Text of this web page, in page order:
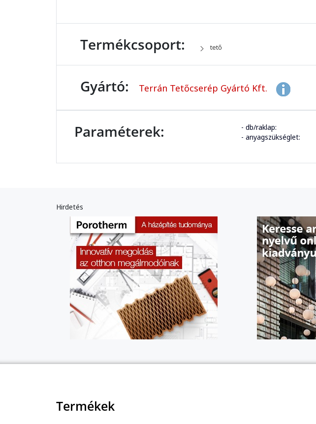
Termékcsoport: tető
Gyártó: Terrán Tetőcserép Gyártó Kft.
Paraméterek: - db/raklap:
- anyagszükséglet:
Hirdetés
Termékek